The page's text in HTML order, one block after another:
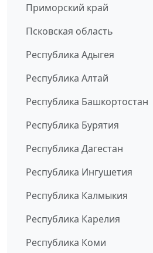
Приморский край
Псковская область
Республика Адыгея
Республика Алтай
Республика Башкортостан
Республика Бурятия
Республика Дагестан
Республика Ингушетия
Республика Калмыкия
Республика Карелия
Республика Коми